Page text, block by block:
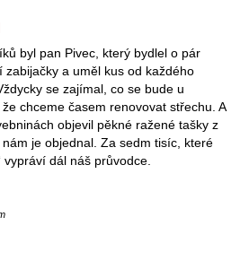
byl pan Pivec, který bydlel o pár
a uměl kus od každého
se zajímal, co se bude u
chceme časem renovovat střechu. A
objevil pěkné ražené tašky z
je objednal. Za sedm tisíc, které
dál náš průvodce.